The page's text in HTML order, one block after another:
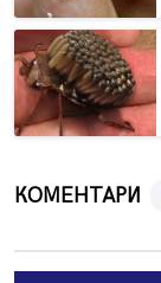
КОМЕНТАРИ